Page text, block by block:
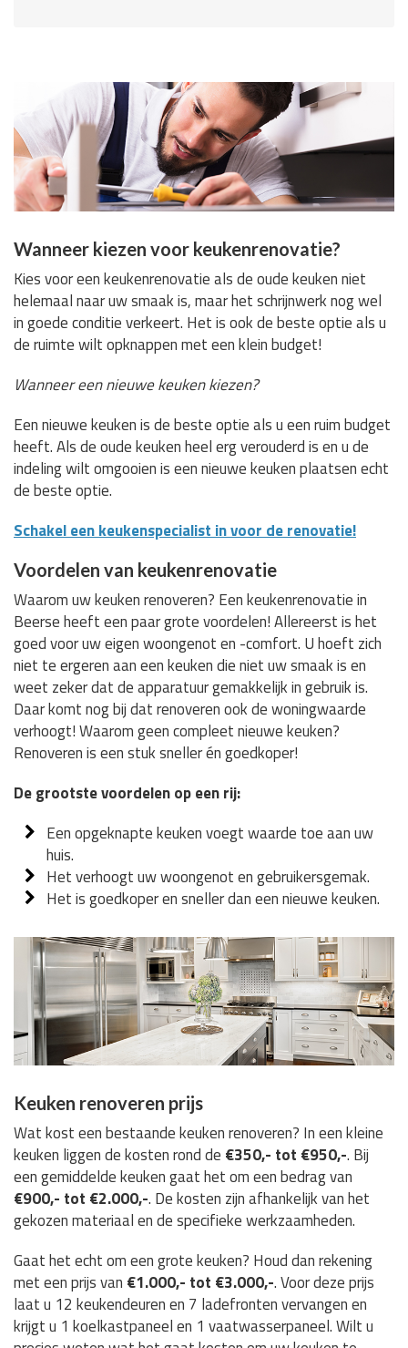
Wanneer kiezen voor keukenrenovatie?
Kies voor een keukenrenovatie als de oude keuken niet
helemaal naar uw smaak is, maar het schrijnwerk nog wel
in goede conditie verkeert. Het is ook de beste optie als u
de ruimte wilt opknappen met een klein budget!
Wanneer een nieuwe keuken kiezen?
Een nieuwe keuken is de beste optie als u een ruim budget
heeft. Als de oude keuken heel erg verouderd is en u de
indeling wilt omgooien is een nieuwe keuken plaatsen echt
de beste optie.
Schakel een keukenspecialist in voor de renovatie!
Voordelen van keukenrenovatie
Waarom uw keuken renoveren? Een keukenrenovatie in
Beerse heeft een paar grote voordelen! Allereerst is het
goed voor uw eigen woongenot en -comfort. U hoeft zich
niet te ergeren aan een keuken die niet uw smaak is en
weet zeker dat de apparatuur gemakkelijk in gebruik is.
Daar komt nog bij dat renoveren ook de woningwaarde
verhoogt! Waarom geen compleet nieuwe keuken?
Renoveren is een stuk sneller én goedkoper!
De grootste voordelen op een rij:
Een opgeknapte keuken voegt waarde toe aan uw
huis.
Het verhoogt uw woongenot en gebruikersgemak.
Het is goedkoper en sneller dan een nieuwe keuken.
Keuken renoveren prijs
Wat kost een bestaande keuken renoveren? In een kleine
keuken liggen de kosten rond de €350,- tot €950,-. Bij
een gemiddelde keuken gaat het om een bedrag van
€900,- tot €2.000,-. De kosten zijn afhankelijk van het
gekozen materiaal en de specifieke werkzaamheden.
Gaat het echt om een grote keuken? Houd dan rekening
met een prijs van €1.000,- tot €3.000,-. Voor deze prijs
laat u 12 keukendeuren en 7 ladefronten vervangen en
krijgt u 1 koelkastpaneel en 1 vaatwasserpaneel. Wilt u